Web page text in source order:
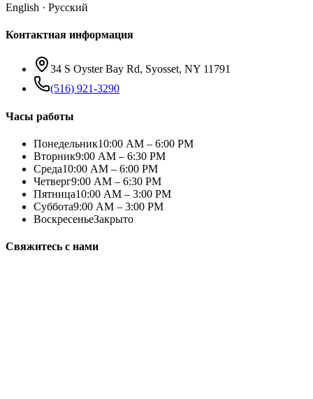
English · Русский
Контактная информация
34 S Oyster Bay Rd, Syosset, NY 11791
(516) 921-3290
Часы работы
Понедельник10:00 AM – 6:00 PM
Вторник9:00 AM – 6:30 PM
Среда10:00 AM – 6:00 PM
Четверг9:00 AM – 6:30 PM
Пятница10:00 AM – 3:00 PM
Суббота9:00 AM – 3:00 PM
ВоскресеньеЗакрыто
Свяжитесь с нами